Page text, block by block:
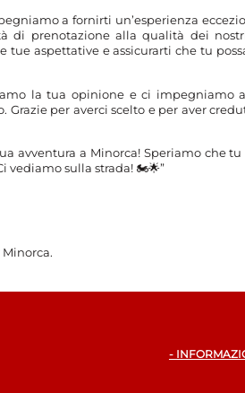
a fornirti un’esperienza
di prenotazione alla qualità dei
tue aspettative e assicurarti che tu
la tua opinione e ci impegniamo
per averci scelto e per aver
avventura a Minorca! Speriamo che
vediamo sulla strada! 🏍️🌟”
-